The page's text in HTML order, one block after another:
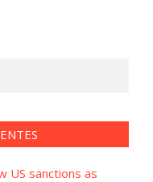
US sanctions as